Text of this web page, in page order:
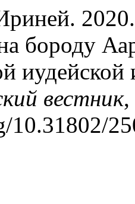
2020.
бороду
иудейской
вестник,
10.31802/